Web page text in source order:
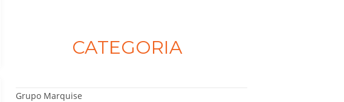
CATEGORIA
Grupo Marquise